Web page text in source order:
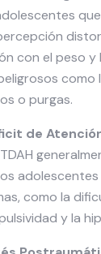
con el peso y
como
o purgas.
de
como la
y la